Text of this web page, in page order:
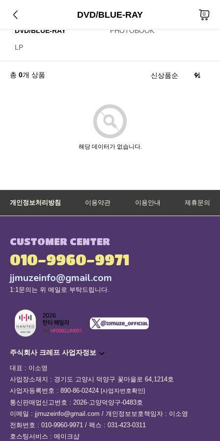
DVD/BLUE-RAY 0
CD KIHNO/KIT
DVD/BLUE-RAY PHOTOBOOK
LP
총 0개 상품
해당 데이터가 없습니다.
개인정보처리방침 이용약관 이용안내 제휴문의
CUSTOMER CENTER
010-9960-9971
jjmuzeinfo@gmail.com
1:1문의는 위 메일로 부탁드립니다.
주식회사 크레프 사업자정보
대표 : 이소영
사업장소재지 : 경기도 고양시 덕양구 꽃마을로 64,1214호
사업자등록번호 : 890-86-02424 [사업자번호확인]
통신판매업신고번호 : 2026-고양덕양구-0483호
이메일 : jjmuzeinfo@gmail.com / 개인정보보호책임자 : 이소영
전화번호 : 010-9960-9971 / 팩스 : 031-423-0311
호스팅서비스 : 메이크샵